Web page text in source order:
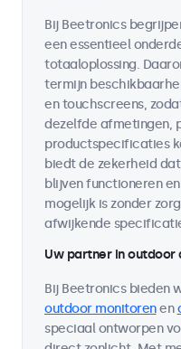
Bij Beetronics
een essentieel
totaaloplossing.
termijn
en touchscreens,
dezelfde afmetingen,
productspecificaties
biedt de zekerheid
blijven functioneren
mogelijk is zonder
afwijkende
Uw partner in outdoor
Bij Beetronics bieden
outdoor monitorenen
speciaal ontworpen